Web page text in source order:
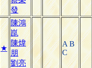
發
★
陳鴻
崑
陳煒
朋
劉亮
A B
C